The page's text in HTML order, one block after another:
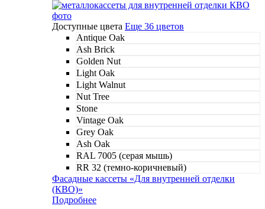
Доступные цвета Еще 36 цветов
Antique Oak
Ash Brick
Golden Nut
Light Oak
Light Walnut
Nut Tree
Stone
Vintage Oak
Grey Oak
Ash Oak
RAL 7005 (серая мышь)
RR 32 (темно-коричневый)
Фасадные кассеты «Для внутренней отделки
(КВО)»
Подробнее